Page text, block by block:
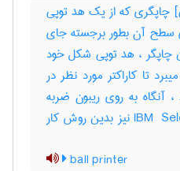
چاپگری که از یک هد توپی
سطح آن بطور برجسته جای
چاپگر ، هد توپی شکل خود
تا کاراکتر مورد نظر در
آنگاه به روی ریبون ضربه
میزند ماشین تحریر ‎IBM ‎ Selectric نیز بدین روش کار
ball printer